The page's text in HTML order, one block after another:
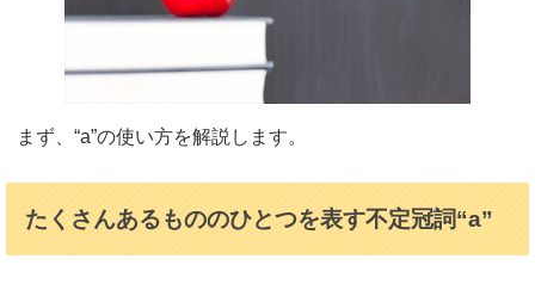
まず、“a”の使い方を解説します。
たくさんあるもののひとつを表す不定冠詞“a”